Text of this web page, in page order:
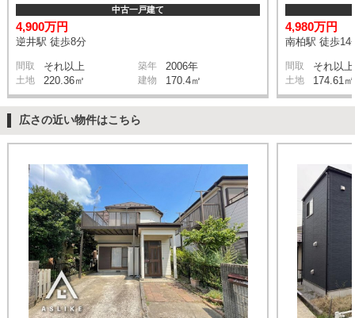
中古一戸建て
4,900万円
逆井駅 徒歩8分
間取 それ以上 築年 2006年
土地 220.36㎡ 建物 170.4㎡
4,980万円
南柏駅 徒歩14
間取 それ以上
土地 174.61㎡
広さの近い物件はこちら